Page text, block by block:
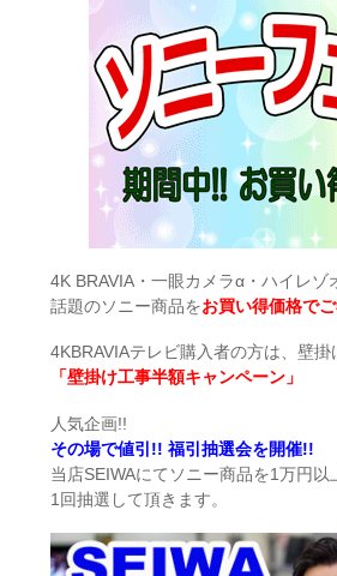
4K BRAVIA・一眼カメラα・ハイレゾ
話題のソニー商品をお買い得価格でご
4KBRAVIAテレビ購入者の方は、壁掛
「壁掛け工事半額キャンペーン」
人気企画!!
その場で値引!! 福引抽選会を開催!!
当店SEIWAにてソニー商品を1万円以
1回抽選して頂きます。